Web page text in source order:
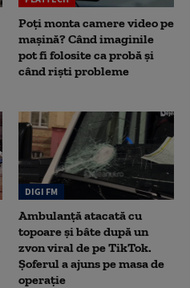
Poți monta camere video pe
mașină? Când imaginile
pot fi folosite ca probă și
când riști probleme
DIGI FM
Ambulanță atacată cu
topoare și bâte după un
zvon viral de pe TikTok.
Șoferul a ajuns pe masa de
operație